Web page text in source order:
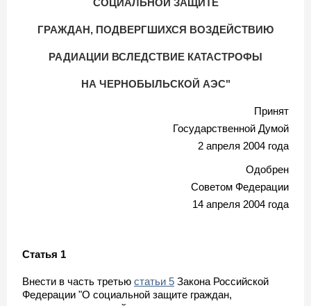
ГРАЖДАН, ПОДВЕРГШИХСЯ ВОЗДЕЙСТВИЮ
РАДИАЦИИ ВСЛЕДСТВИЕ КАТАСТРОФЫ
НА ЧЕРНОБЫЛЬСКОЙ АЭС"
Принят
Государственной Думой
2 апреля 2004 года
Одобрен
Советом Федерации
14 апреля 2004 года
Статья 1
Внести в часть третью статьи 5 Закона Российской
Федерации "О социальной защите граждан,